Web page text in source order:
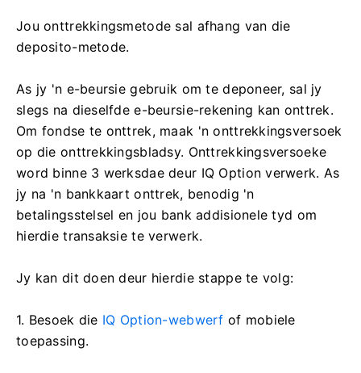
Jou onttrekkingsmetode sal afhang van die
deposito-metode.
As jy 'n e-beursie gebruik om te deponeer, sal jy
slegs na dieselfde e-beursie-rekening kan onttrek.
Om fondse te onttrek, maak 'n onttrekkingsversoek
op die onttrekkingsbladsy. Onttrekkingsversoeke
word binne 3 werksdae deur IQ Option verwerk. As
jy na 'n bankkaart onttrek, benodig 'n
betalingsstelsel en jou bank addisionele tyd om
hierdie transaksie te verwerk.
Jy kan dit doen deur hierdie stappe te volg:
1. Besoek die IQ Option-webwerf of mobiele
toepassing.